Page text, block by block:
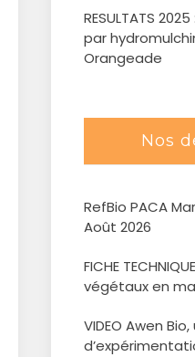
RESULTATS
par
Orangeade
Nos
RefBio PACA
Août 2026
FICHE TECHNIQUE Réussir ses couverts
végétaux en
VIDEO Awen